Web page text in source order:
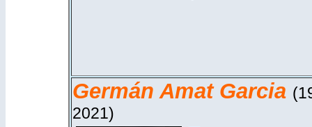
Germán Amat Garcia
2021)